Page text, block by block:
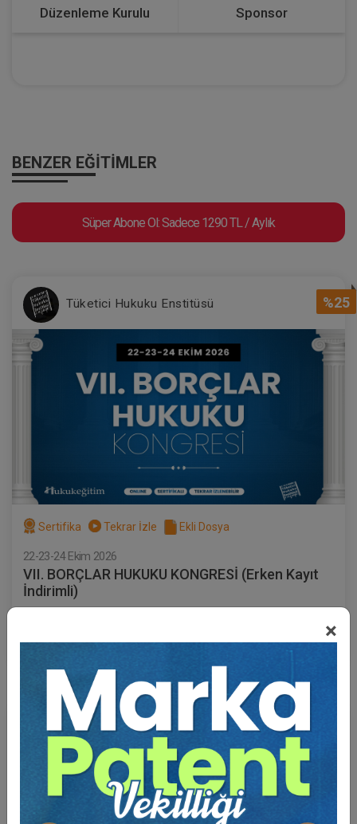
×
Düzenleme Kurulu Sponsor
BENZER EĞITIMLER
Süper Abone Ol: Sadece 1290 TL / Aylık
%25
Tüketici Hukuku Enstitüsü
Sertifika Tekrar İzle Ekli Dosya
22-23-24 Ekim 2026
VII. BORÇLAR HUKUKU KONGRESİ (Erken Kayıt
İndirimli)
750 TL Sepete Ekle
Hukuk Eğitim